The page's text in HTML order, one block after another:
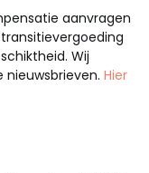
aanvragen
Wij
Hier